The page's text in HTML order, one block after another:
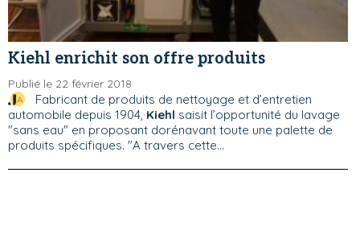
Kiehl enrichit son offre produits
Publié le 22 février 2018
Fabricant de produits de nettoyage et d’entretien
automobile depuis 1904, Kiehl saisit l’opportunité du lavage
"sans eau" en proposant dorénavant toute une palette de
produits spécifiques. "A travers cette...